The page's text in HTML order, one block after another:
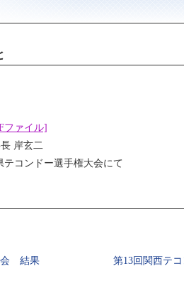
ファイル]
岸玄二
テコンドー選手権大会にて
会 結果 第13回関西テ